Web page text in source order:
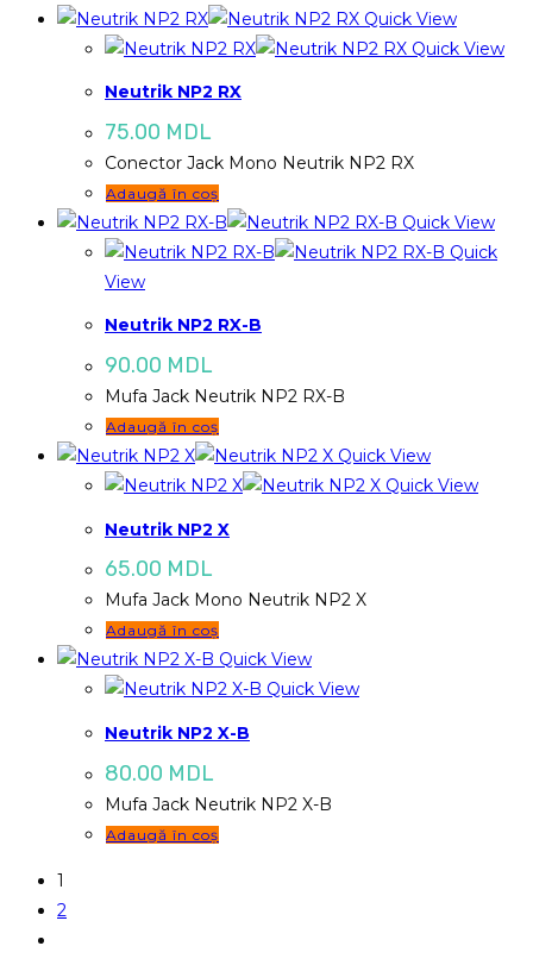
Quick View
Quick View
Neutrik NP2 RX
75.00 MDL
Conector Jack Mono Neutrik NP2 RX
Adaugă în coș
Quick View
Quick
View
Neutrik NP2 RX-B
90.00 MDL
Mufa Jack Neutrik NP2 RX-B
Adaugă în coș
Quick View
Quick View
Neutrik NP2 X
65.00 MDL
Mufa Jack Mono Neutrik NP2 X
Adaugă în coș
Quick View
Quick View
Neutrik NP2 X-B
80.00 MDL
Mufa Jack Neutrik NP2 X-B
Adaugă în coș
1
2